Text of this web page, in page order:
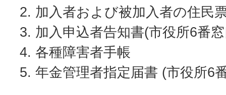
加入者および被加入者の住民
加入申込者告知書(市役所6番
各種障害者手帳
年金管理者指定届書 (市役所6